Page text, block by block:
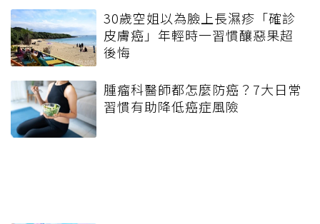
30歲空姐以為臉上長濕疹「確診
皮膚癌」年輕時一習慣釀惡果超
後悔
腫瘤科醫師都怎麼防癌？7大日常
習慣有助降低癌症風險